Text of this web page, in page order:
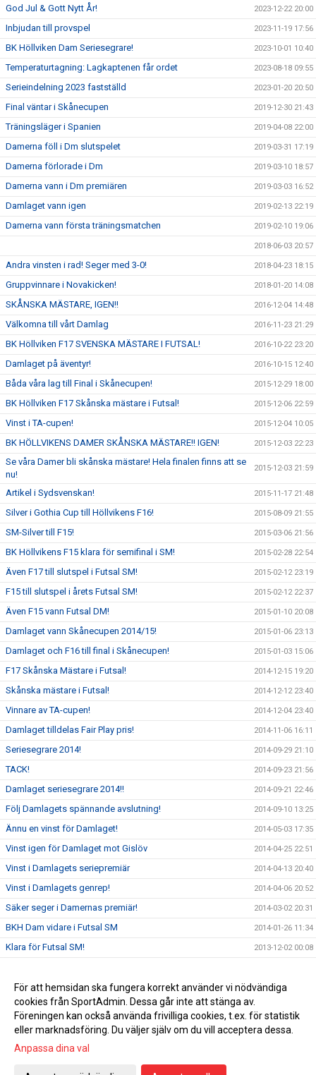
God Jul & Gott Nytt År! 2023-12-22 20:00
Inbjudan till provspel 2023-11-19 17:56
BK Höllviken Dam Seriesegrare! 2023-10-01 10:40
Temperaturtagning: Lagkaptenen får ordet 2023-08-18 09:55
Serieindelning 2023 fastställd 2023-01-20 20:50
Final väntar i Skånecupen 2019-12-30 21:43
Träningsläger i Spanien 2019-04-08 22:00
Damerna föll i Dm slutspelet 2019-03-31 17:19
Damerna förlorade i Dm 2019-03-10 18:57
Damerna vann i Dm premiären 2019-03-03 16:52
Damlaget vann igen 2019-02-13 22:19
Damerna vann första träningsmatchen 2019-02-10 19:06
2018-06-03 20:57
Andra vinsten i rad! Seger med 3-0! 2018-04-23 18:15
Gruppvinnare i Novakicken! 2018-01-20 14:08
SKÅNSKA MÄSTARE, IGEN!! 2016-12-04 14:48
Välkomna till vårt Damlag 2016-11-23 21:29
BK Höllviken F17 SVENSKA MÄSTARE I FUTSAL! 2016-10-22 23:20
Damlaget på äventyr! 2016-10-15 12:40
Båda våra lag till Final i Skånecupen! 2015-12-29 18:00
BK Höllviken F17 Skånska mästare i Futsal! 2015-12-06 22:59
Vinst i TA-cupen! 2015-12-04 10:05
BK HÖLLVIKENS DAMER SKÅNSKA MÄSTARE!! IGEN! 2015-12-03 22:23
Se våra Damer bli skånska mästare! Hela finalen finns att se
nu!
2015-12-03 21:59
Artikel i Sydsvenskan! 2015-11-17 21:48
Silver i Gothia Cup till Höllvikens F16! 2015-08-09 21:55
SM-Silver till F15! 2015-03-06 21:56
BK Höllvikens F15 klara för semifinal i SM! 2015-02-28 22:54
Även F17 till slutspel i Futsal SM! 2015-02-12 23:19
F15 till slutspel i årets Futsal SM! 2015-02-12 22:37
Även F15 vann Futsal DM! 2015-01-10 20:08
Damlaget vann Skånecupen 2014/15! 2015-01-06 23:13
Damlaget och F16 till final i Skånecupen! 2015-01-03 15:06
F17 Skånska Mästare i Futsal! 2014-12-15 19:20
Skånska mästare i Futsal! 2014-12-12 23:40
Vinnare av TA-cupen! 2014-12-04 23:40
Damlaget tilldelas Fair Play pris! 2014-11-06 16:11
Seriesegrare 2014! 2014-09-29 21:10
TACK! 2014-09-23 21:56
Damlaget seriesegrare 2014!! 2014-09-21 22:46
Följ Damlagets spännande avslutning! 2014-09-10 13:25
Ännu en vinst för Damlaget! 2014-05-03 17:35
Vinst igen för Damlaget mot Gislöv 2014-04-25 22:51
Vinst i Damlagets seriepremiär 2014-04-13 20:40
Vinst i Damlagets genrep! 2014-04-06 20:52
Säker seger i Damernas premiär! 2014-03-02 20:31
BKH Dam vidare i Futsal SM 2014-01-26 11:34
Klara för Futsal SM! 2013-12-02 00:08
Vinst mot Råå IF!! 2013-09-07 21:29
Poäng mot Olympic! 2013-08-26 21:09
Gå till Webbversion
För att hemsidan ska fungera korrekt använder vi nödvändiga
cookies från SportAdmin. Dessa går inte att stänga av.
Föreningen kan också använda frivilliga cookies, t.ex. för statistik
eller marknadsföring. Du väljer själv om du vill acceptera dessa.
Anpassa dina val